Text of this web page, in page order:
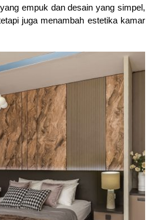
empuk dan desain yang simpel,
juga menambah estetika kamar